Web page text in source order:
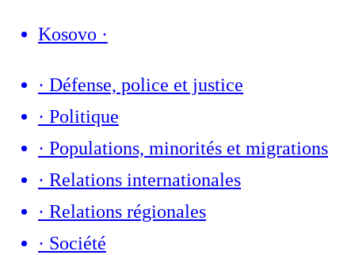
Kosovo ·
· Défense, police et justice
· Politique
· Populations, minorités et migrations
· Relations internationales
· Relations régionales
· Société